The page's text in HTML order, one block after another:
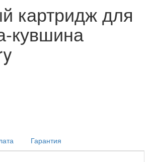
картридж для
кувшина
Гарантия